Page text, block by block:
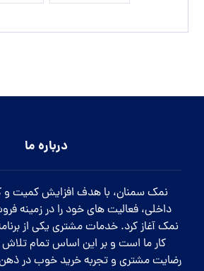
درباره ما
نمک سمنان، با هدف افزایش کمیت
داخلی، فعالیت های خود را در زمینه
نمک آغاز کرد. خدمات مشتری یکی از
کار ما است و بر این اساس تمام
رضایت مشتری و تجربه خرید خوب در